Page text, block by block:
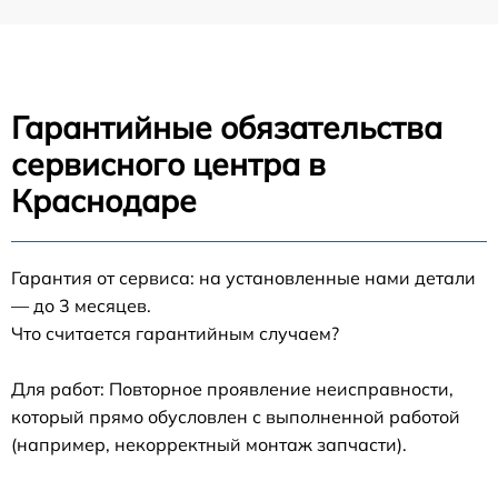
Гарантийные обязательства
сервисного центра в
Краснодаре
Гарантия от сервиса: на установленные нами детали
— до 3 месяцев.
Что считается гарантийным случаем?
Для работ: Повторное проявление неисправности,
который прямо обусловлен с выполненной работой
(например, некорректный монтаж запчасти).